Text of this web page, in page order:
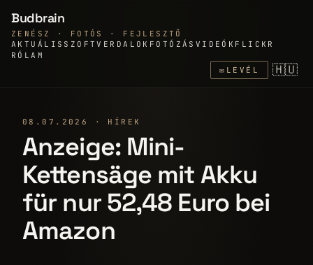
Budbrain
ZENÉSZ · FOTÓS · FEJLESZTŐ
AKTUÁLIS SZOFTVER DALOK FOTÓZÁS VIDEÓK FLICKR
RÓLAM
✉ LEVÉL 🇭🇺
08.07.2026 · HÍREK
Anzeige: Mini-
Kettensäge mit Akku
für nur 52,48 Euro bei
Amazon